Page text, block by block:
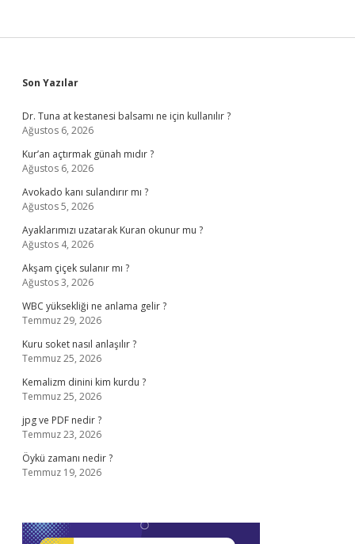
Sidebar
Son Yazılar
Dr. Tuna at kestanesi balsamı ne için kullanılır ?
Ağustos 6, 2026
Kur’an açtırmak günah mıdır ?
Ağustos 6, 2026
Avokado kanı sulandırır mı ?
Ağustos 5, 2026
Ayaklarımızı uzatarak Kuran okunur mu ?
Ağustos 4, 2026
Akşam çiçek sulanır mı ?
Ağustos 3, 2026
WBC yüksekliği ne anlama gelir ?
Temmuz 29, 2026
Kuru soket nasıl anlaşılır ?
Temmuz 25, 2026
Kemalizm dinini kim kurdu ?
Temmuz 25, 2026
jpg ve PDF nedir ?
Temmuz 23, 2026
Öykü zamanı nedir ?
Temmuz 19, 2026